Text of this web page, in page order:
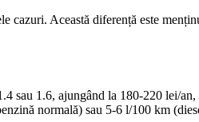
Această diferență este
sau 1.6, ajungând la 180-220 lei/
normală) sau 5-6 l/100 km